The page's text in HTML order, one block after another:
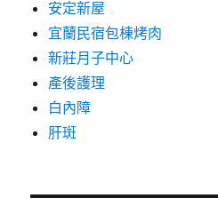
安定新屋
宜蘭民宿包棟烤肉
新莊月子中心
產後護理
白內障
肝斑